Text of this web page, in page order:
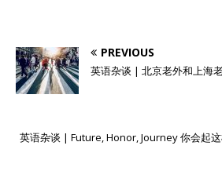
PREVIOUS
英语杂谈 | 北京老外和上海
英语杂谈 | Future, Honor, Journey 你会起